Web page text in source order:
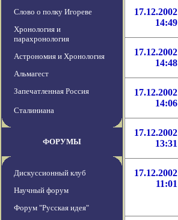
Слово о полку Игореве
Хронология и
парахронология
Астрономия и Хронология
Альмагест
Запечатленная Россия
Сталиниана
ФОРУМЫ
Дискуссионный клуб
Научный форум
Форум "Русская идея"
17.12.2002
14:49
17.12.2002
14:48
17.12.2002
14:06
17.12.2002
13:31
17.12.2002
11:01